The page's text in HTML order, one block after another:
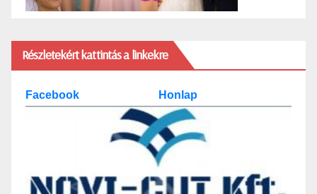
Részletekért kattintás a linkekre
Facebook Honlap